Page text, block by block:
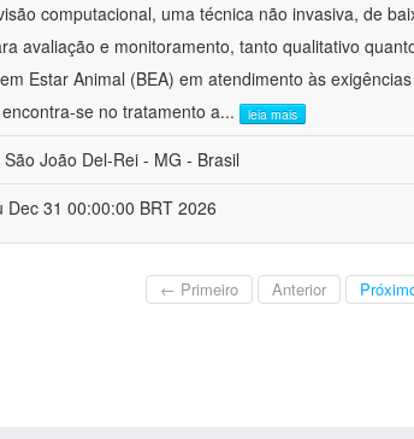
computacional, uma técnica não invasiva, de
avaliação e monitoramento, tanto qualitativo
Estar Animal (BEA) em atendimento às exigências
se no tratamento a... leia mais
João Del-Rei - MG - Brasil
31 00:00:00 BRT 2026
← Primeiro Anterior